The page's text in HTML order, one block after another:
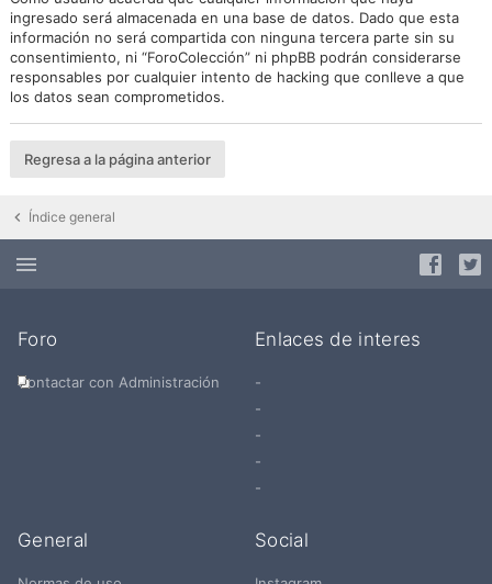
ingresado será almacenada en una base de datos. Dado que esta
información no será compartida con ninguna tercera parte sin su
consentimiento, ni “ForoColección” ni phpBB podrán considerarse
responsables por cualquier intento de hacking que conlleve a que
los datos sean comprometidos.
Regresa a la página anterior
Índice general
Foro
Contactar con Administración
Enlaces de interes
-
-
-
-
-
General Social